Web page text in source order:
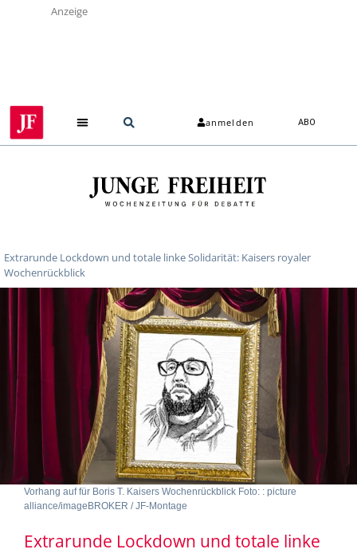
Anzeige
anmelden ABO
Extrarunde Lockdown und totale linke Solidarität: Kaisers royaler
Wochenrückblick
Vorhang auf für Boris T. Kaisers Wochenrückblick Foto: : picture
alliance/imageBROKER / JF-Montage
Extrarunde Lockdown und totale linke